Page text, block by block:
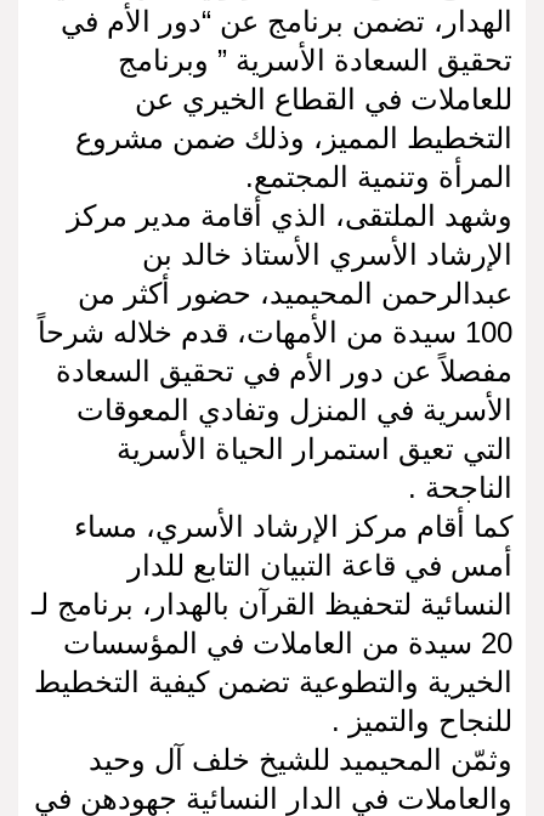
الهدار، تضمن برنامج عن “دور الأم في
تحقيق السعادة الأسرية ” وبرنامج
للعاملات في القطاع الخيري عن
التخطيط المميز، وذلك ضمن مشروع
المرأة وتنمية المجتمع.
وشهد الملتقى، الذي أقامة مدير مركز
الإرشاد الأسري الأستاذ خالد بن
عبدالرحمن المحيميد، حضور أكثر من
100 سيدة من الأمهات، قدم خلاله شرحاً
مفصلاً عن دور الأم في تحقيق السعادة
الأسرية في المنزل وتفادي المعوقات
التي تعيق استمرار الحياة الأسرية
الناجحة .
كما أقام مركز الإرشاد الأسري، مساء
أمس في قاعة التبيان التابع للدار
النسائية لتحفيظ القرآن بالهدار، برنامج لـ
20 سيدة من العاملات في المؤسسات
الخيرية والتطوعية تضمن كيفية التخطيط
للنجاح والتميز .
وثمّن المحيميد للشيخ خلف آل وحيد
والعاملات في الدار النسائية جهودهن في